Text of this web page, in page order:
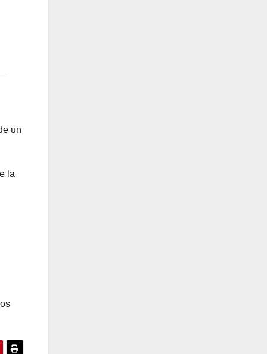
un
la